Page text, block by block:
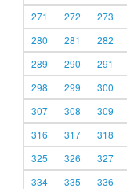
271
272 273
280
281 282
289
290 291
298
299 300
307
308 309
316
317 318
325
326 327
334
335 336